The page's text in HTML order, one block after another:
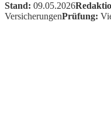
Stand: 09.05.2026
VersicherungenPrüfung: